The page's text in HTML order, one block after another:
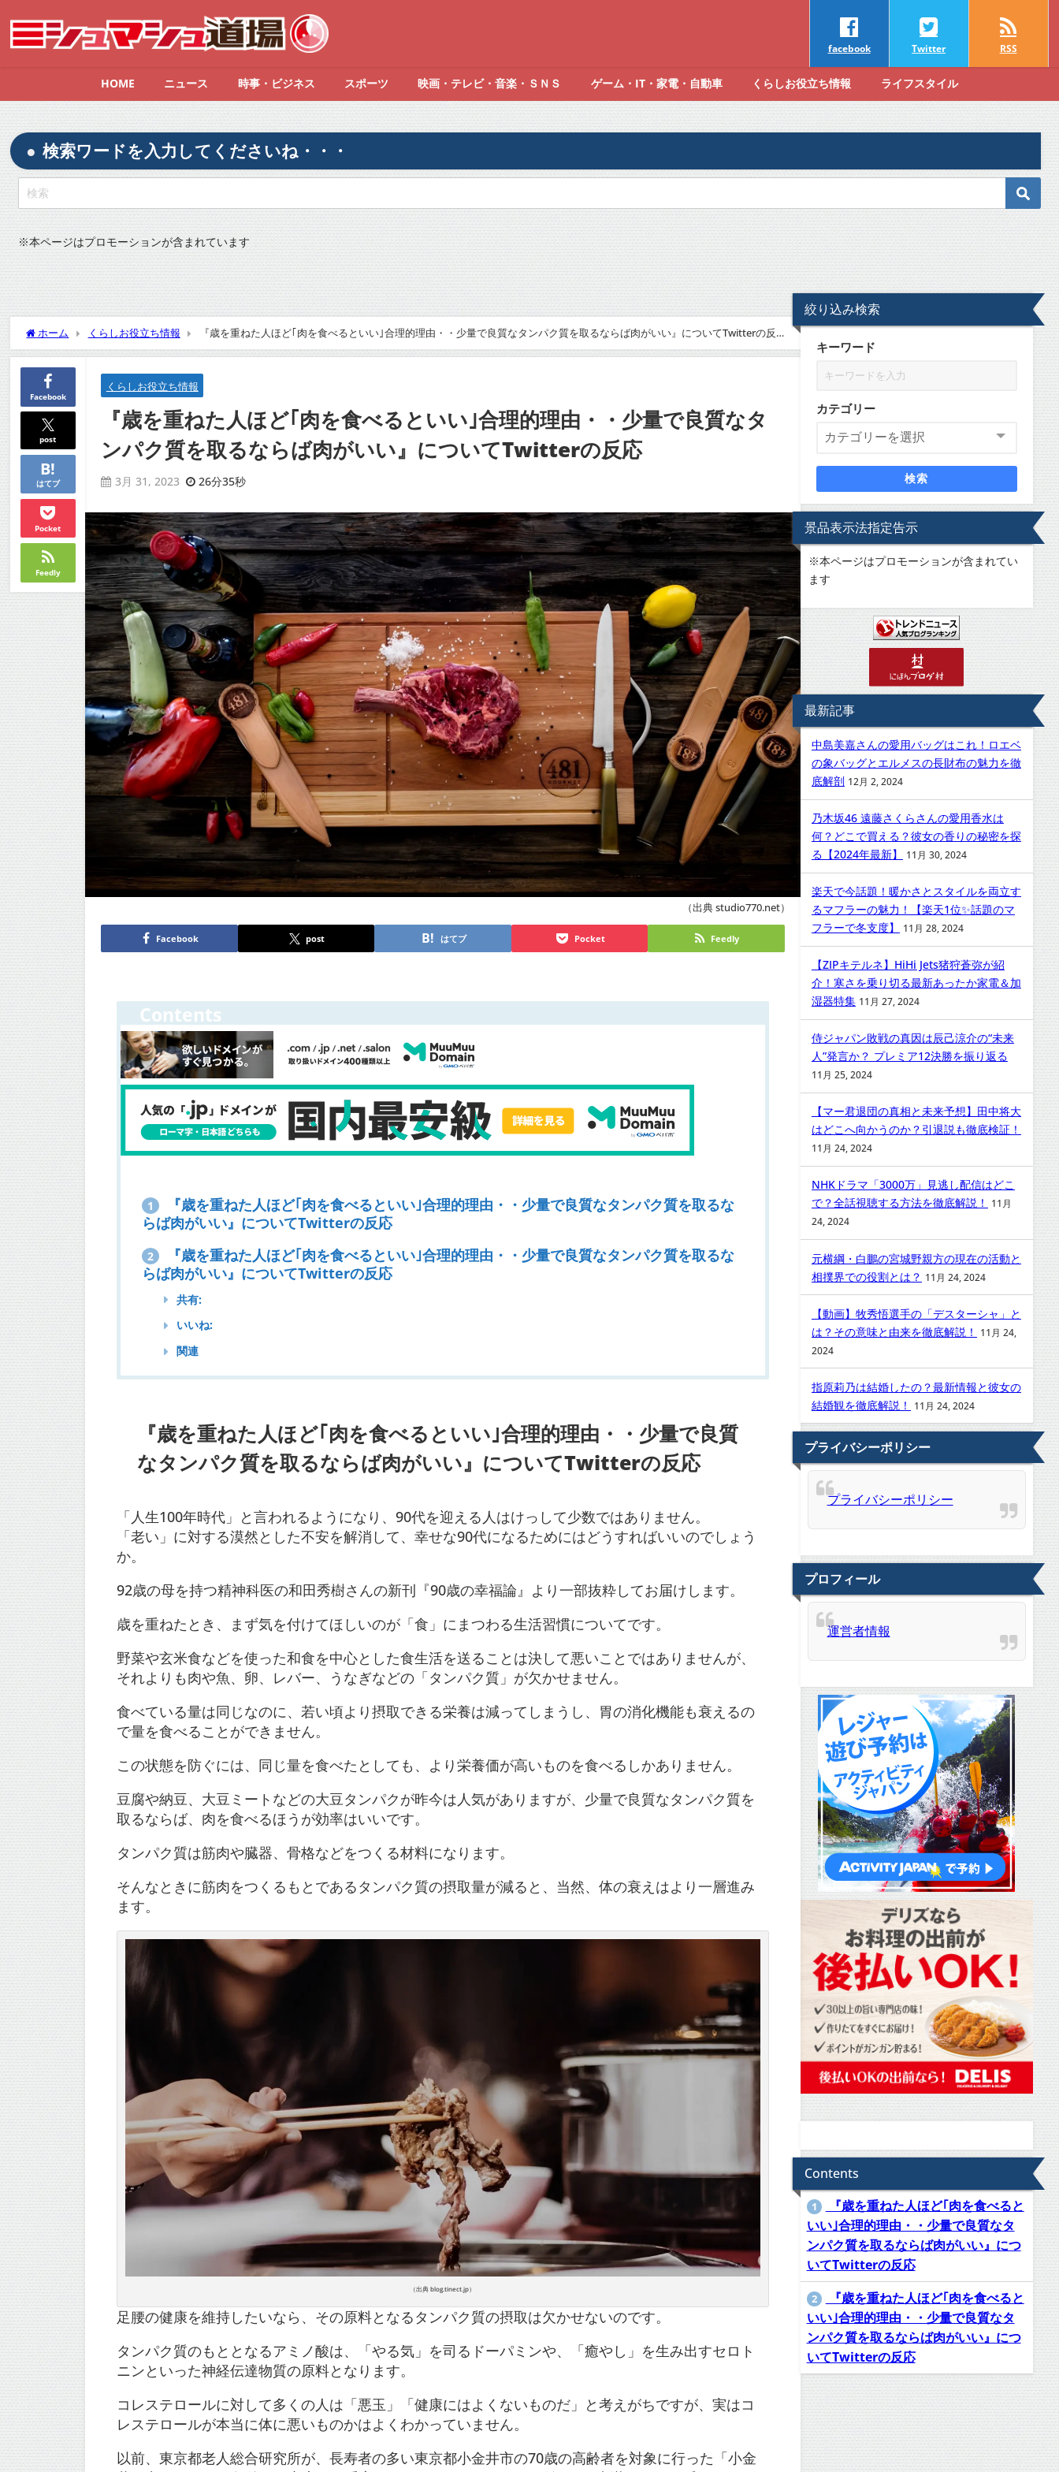
facebook Twitter RSS
HOME ニュース 時事・ビジネス スポーツ 映画・テレビ・音楽・ＳＮＳ ゲーム・IT・家電・自動車 くらしお役立ち情報 ライフスタイル
検索ワードを入力してくださいね・・・
※本ページはプロモーションが含まれています
ホーム くらしお役立ち情報
『歳を重ねた人ほど｢肉を食べるといい｣合理的理由・・少量で良質なタンパク質を取るならば肉がいい』についてTwitterの反
応
Facebook
post
はてブ
Pocket
Feedly
くらしお役立ち情報
『歳を重ねた人ほど｢肉を食べるといい｣合理的理由・・少量で良質なタ
ンパク質を取るならば肉がいい』についてTwitterの反応
3月 31, 2023 26分35秒
（出典 studio770.net）
Facebook post はてブ Pocket Feedly
Contents
1
『歳を重ねた人ほど｢肉を食べるといい｣合理的理由・・少量で良質なタンパク質を取るな
らば肉がいい』についてTwitterの反応
2
『歳を重ねた人ほど｢肉を食べるといい｣合理的理由・・少量で良質なタンパク質を取るな
らば肉がいい』についてTwitterの反応
共有:
いいね:
関連
『歳を重ねた人ほど｢肉を食べるといい｣合理的理由・・少量で良質
なタンパク質を取るならば肉がいい』についてTwitterの反応
「人生100年時代」と言われるようになり、90代を迎える人はけっして少数ではありません。
「老い」に対する漠然とした不安を解消して、幸せな90代になるためにはどうすればいいのでしょう
か。
92歳の母を持つ精神科医の和田秀樹さんの新刊『90歳の幸福論』より一部抜粋してお届けします。
歳を重ねたとき、まず気を付けてほしいのが「食」にまつわる生活習慣についてです。
野菜や玄米食などを使った和食を中心とした食生活を送ることは決して悪いことではありませんが、
それよりも肉や魚、卵、レバー、うなぎなどの「タンパク質」が欠かせません。
食べている量は同じなのに、若い頃より摂取できる栄養は減ってしまうし、胃の消化機能も衰えるの
で量を食べることができません。
この状態を防ぐには、同じ量を食べたとしても、より栄養価が高いものを食べるしかありません。
豆腐や納豆、大豆ミートなどの大豆タンパクが昨今は人気がありますが、少量で良質なタンパク質を
取るならば、肉を食べるほうが効率はいいです。
タンパク質は筋肉や臓器、骨格などをつくる材料になります。
そんなときに筋肉をつくるもとであるタンパク質の摂取量が減ると、当然、体の衰えはより一層進み
ます。
（出典 blog.tinect.jp）
足腰の健康を維持したいなら、その原料となるタンパク質の摂取は欠かせないのです。
タンパク質のもととなるアミノ酸は、「やる気」を司るドーパミンや、「癒やし」を生み出すセロト
ニンといった神経伝達物質の原料となります。
コレステロールに対して多くの人は「悪玉」「健康にはよくないものだ」と考えがちですが、実はコ
レステロールが本当に体に悪いものかはよくわかっていません。
以前、東京都老人総合研究所が、長寿者の多い東京都小金井市の70歳の高齢者を対象に行った「小金
絞り込み検索
キーワード
カテゴリー
検索
景品表示法指定告示
※本ページはプロモーションが含まれてい
ます
最新記事
中島美嘉さんの愛用バッグはこれ！ロエベ
の象バッグとエルメスの長財布の魅力を徹
底解剖 12月 2, 2024
乃木坂46 遠藤さくらさんの愛用香水は
何？どこで買える？彼女の香りの秘密を探
る【2024年最新】
11月 30, 2024
楽天で今話題！暖かさとスタイルを両立す
るマフラーの魅力！【楽天1位✨話題のマ
フラーで冬支度】
11月 28, 2024
【ZIPキテルネ】HiHi Jets猪狩蒼弥が紹
介！寒さを乗り切る最新あったか家電＆加
湿器特集 11月 27, 2024
侍ジャパン敗戦の真因は辰己涼介の“未来
人”発言か？ プレミア12決勝を振り返る
11月 25, 2024
【マー君退団の真相と未来予想】田中将大
はどこへ向かうのか？引退説も徹底検証！
11月 24, 2024
NHKドラマ「3000万」見逃し配信はどこ
で？全話視聴する方法を徹底解説！
11月
24, 2024
元横綱・白鵬の宮城野親方の現在の活動と
相撲界での役割とは？ 11月 24, 2024
【動画】牧秀悟選手の「デスターシャ」と
は？その意味と由来を徹底解説！
11月 24,
2024
指原莉乃は結婚したの？最新情報と彼女の
結婚観を徹底解説！
11月 24, 2024
プライバシーポリシー
プライバシーポリシー
プロフィール
運営者情報
Contents
1
『歳を重ねた人ほど｢肉を食べると
いい｣合理的理由・・少量で良質なタ
ンパク質を取るならば肉がいい』につ
いてTwitterの反応
2
『歳を重ねた人ほど｢肉を食べると
いい｣合理的理由・・少量で良質なタ
ンパク質を取るならば肉がいい』につ
いてTwitterの反応